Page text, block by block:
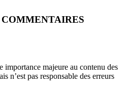
importance majeure au contenu des
n’est pas responsable des erreurs